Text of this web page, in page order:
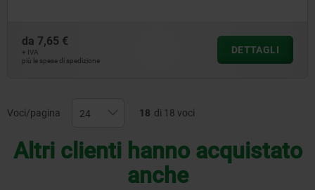
da 7,65 €
+ IVA
più le spese di spedizione
DETTAGLI
Voci/pagina 18 di 18 voci
Altri clienti hanno acquistato
anche